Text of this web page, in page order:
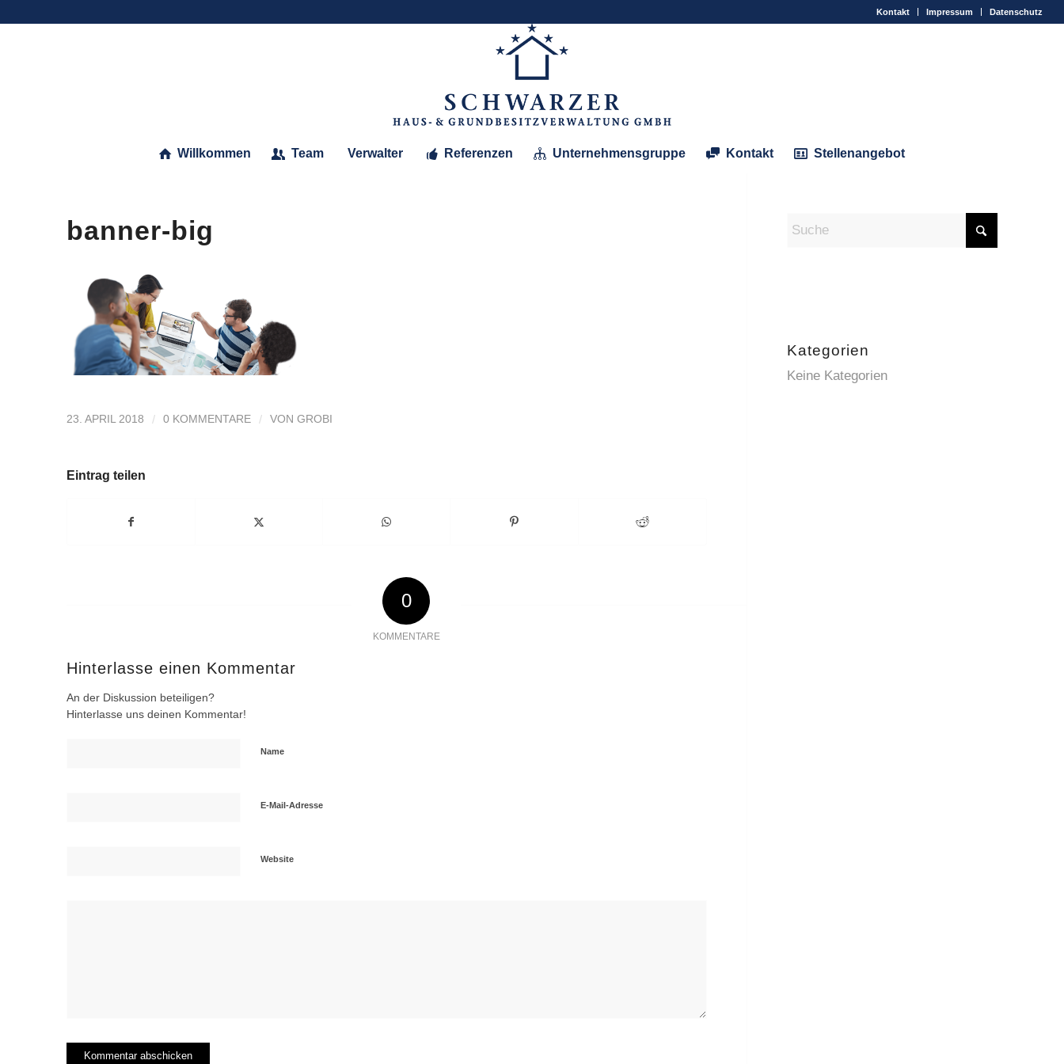
Kontakt Impressum Datenschutz
Willkommen Team Verwalter Referenzen Unternehmensgruppe Kontakt Stellenangebot
banner-big
23. APRIL 2018 / 0 KOMMENTARE / VON GROBI
Eintrag teilen
0
KOMMENTARE
Hinterlasse einen Kommentar
An der Diskussion beteiligen?
Hinterlasse uns deinen Kommentar!
Name
E-Mail-Adresse
Website
Kategorien
Keine Kategorien